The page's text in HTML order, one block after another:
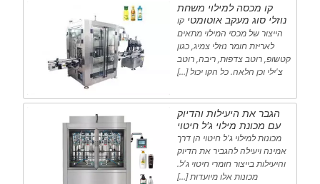
קו מכסה למילוי משחת
נוזלי סוג מעקב אוטומטי קו
הייצור של מכסי המילוי מתאים
לאריזת חומר נוזלי צמיג, כגון
קטשופ, רוטב צדפות, ריבה, רוטב
צ'ילי וכן הלאה. כל הקו יכול […]
הגבר את היעילות והדיוק
עם מכונת מילוי ג'ל חיטוי
מכונות למילוי ג'ל חיטוי הן דרך
אמינה ויעילה להגביר את הדיוק
והיעילות בייצור חומרי חיטוי ג'ל.
מכונות אלו מיועדות […]